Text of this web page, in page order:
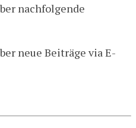
nachfolgende
neue Beiträge via E-